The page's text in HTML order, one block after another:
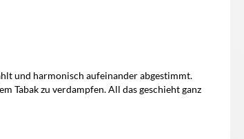
und harmonisch aufeinander abgestimmt.
Tabak zu verdampfen. All das geschieht ganz